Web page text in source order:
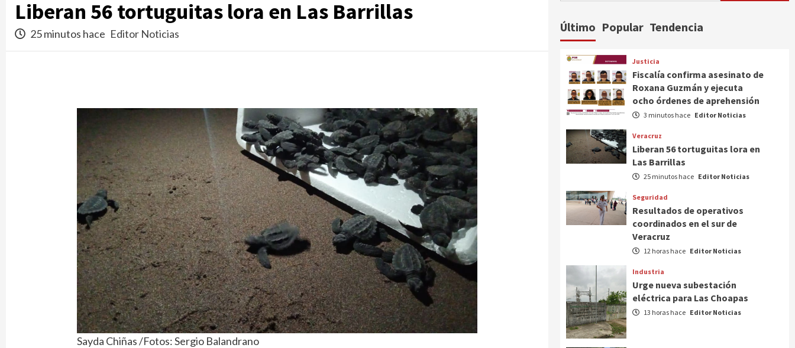
Liberan 56 tortuguitas lora en Las Barrillas
25 minutos hace Editor Noticias
Sayda Chiñas /Fotos: Sergio Balandrano
Último Popular Tendencia
Justicia
Fiscalía confirma asesinato de
Roxana Guzmán y ejecuta
ocho órdenes de aprehensión
3 minutos hace Editor Noticias
Veracruz
Liberan 56 tortuguitas lora en
Las Barrillas
25 minutos hace Editor Noticias
Seguridad
Resultados de operativos
coordinados en el sur de
Veracruz
12 horas hace Editor Noticias
Industria
Urge nueva subestación
eléctrica para Las Choapas
13 horas hace Editor Noticias